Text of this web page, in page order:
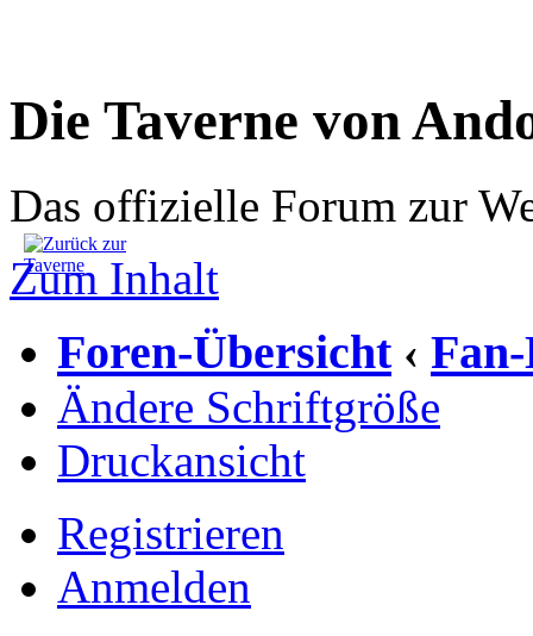
Die Taverne von
Das offizielle Forum zur
Zum Inhalt
Foren-Übersicht ‹
Ändere Schriftgröße
Druckansicht
Registrieren
Anmelden